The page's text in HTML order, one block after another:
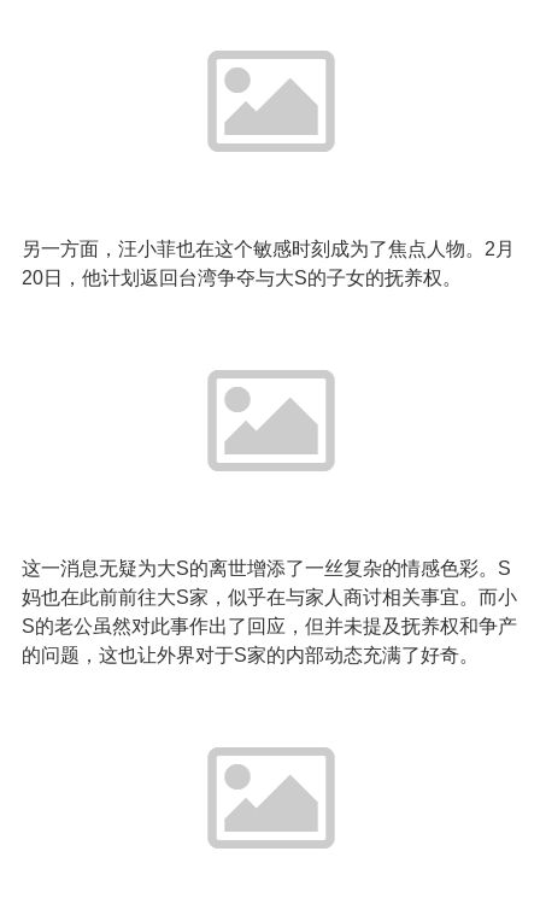
另一方面，汪小菲也在这个敏感时刻成为了焦点人物。2月
20日，他计划返回台湾争夺与大S的子女的抚养权。
这一消息无疑为大S的离世增添了一丝复杂的情感色彩。S
妈也在此前前往大S家，似乎在与家人商讨相关事宜。而小
S的老公虽然对此事作出了回应，但并未提及抚养权和争产
的问题，这也让外界对于S家的内部动态充满了好奇。